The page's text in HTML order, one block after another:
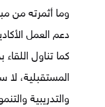
وما أثمرته من
دعم العمل
كما تناول
المستقبلية، لا
والتدريبية